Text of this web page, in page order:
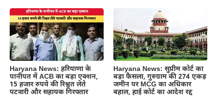
Haryana News: हरियाणा के
पानीपत में ACB का बड़ा एक्शन,
15 हजार रुपये की रिश्वत लेते
पटवारी और सहायक गिरफ्तार
Haryana News: सुप्रीम कोर्ट का
बड़ा फैसला, गुरुग्राम की 274 एकड़
जमीन पर MCG का अधिकार
बहाल, हाई कोर्ट का आदेश रद्द